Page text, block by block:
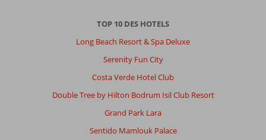
TOP 10 DES HOTELS
Long Beach Resort & Spa Deluxe
Serenity Fun City
Costa Verde Hotel Club
Double Tree by Hilton Bodrum Isil Club Resort
Grand Park Lara
Sentido Mamlouk Palace